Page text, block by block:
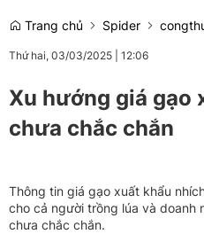
Trang chủ Spider
Thứ hai, 03/03/2025 12:06
Xu hướng giá gạo
chưa chắc chắn
Thông tin giá gạo xuất khẩu
cho cả người trồng lúa và doanh
chưa chắc chắn.